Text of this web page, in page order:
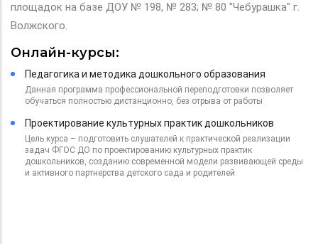
площадок на базе ДОУ № 198, № 283; № 80 "Чебурашка" г.
Волжского.
Онлайн-курсы:
Педагогика и методика дошкольного образования
Данная программа профессиональной переподготовки позволяет
обучаться полностью дистанционно, без отрыва от работы
Проектирование культурных практик дошкольников
Цель курса – подготовить слушателей к практической реализации
задач ФГОС ДО по проектированию культурных практик
дошкольников, созданию современной модели развивающей среды
и активного партнерства детского сада и родителей